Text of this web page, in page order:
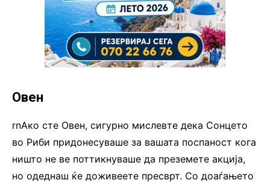
Овен
rnАко сте Овен, сигурно мислевте дека Сонцето
во Риби придонесуваше за вашата поспаност кога
ништо не ве поттикнуваше да преземете акција,
но одеднаш ќе доживеете пресврт. Со доаѓањето